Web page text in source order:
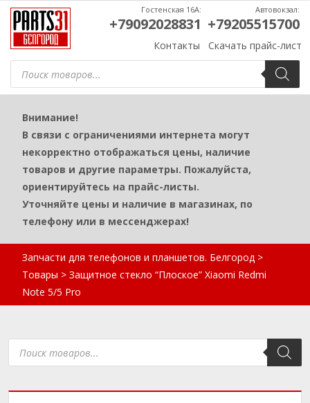
Поиск
товаров
Контакты Скачать прайс-лист
Гостенская 16А:
+79092028831
Автовокзал:
+79205515700
Внимание!
В связи с ограничениями интернета могут
некорректно отображаться цены, наличие
товаров и другие параметры. Пожалуйста,
ориентируйтесь на прайс-листы.
Уточняйте цены и наличие в магазинах, по
телефону или в мессенджерах!
Запчасти для телефонов и планшетов. Белгород >
Товары > Защитное стекло “Плоское” Xiaomi Redmi
Note 5/5 Pro
Поиск
товаров